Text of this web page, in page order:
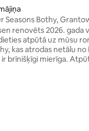
5 no 5, atsauksmju
Seasons Bothy,
renovēts 2026. gada
atpūtā uz mūsu
kas atrodas netālu
brīnišķīgi mierīga.